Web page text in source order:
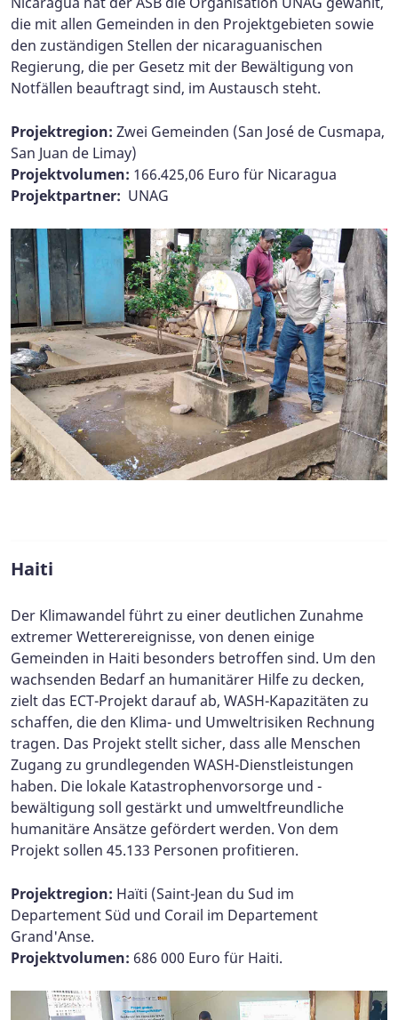
die mit allen Gemeinden in den Projektgebieten sowie
den zuständigen Stellen der nicaraguanischen
Regierung, die per Gesetz mit der Bewältigung von
Notfällen beauftragt sind, im Austausch steht.
Projektregion: Zwei Gemeinden (San José de Cusmapa,
San Juan de Limay)
Projektvolumen: 166.425,06 Euro für Nicaragua
Projektpartner: UNAG
Haiti
Der Klimawandel führt zu einer deutlichen Zunahme
extremer Wetterereignisse, von denen einige
Gemeinden in Haiti besonders betroffen sind. Um den
wachsenden Bedarf an humanitärer Hilfe zu decken,
zielt das ECT-Projekt darauf ab, WASH-Kapazitäten zu
schaffen, die den Klima- und Umweltrisiken Rechnung
tragen. Das Projekt stellt sicher, dass alle Menschen
Zugang zu grundlegenden WASH-Dienstleistungen
haben. Die lokale Katastrophenvorsorge und -
bewältigung soll gestärkt und umweltfreundliche
humanitäre Ansätze gefördert werden. Von dem
Projekt sollen 45.133 Personen profitieren.
Projektregion: Haïti (Saint-Jean du Sud im
Departement Süd und Corail im Departement
Grand'Anse.
Projektvolumen: 686 000 Euro für Haiti.